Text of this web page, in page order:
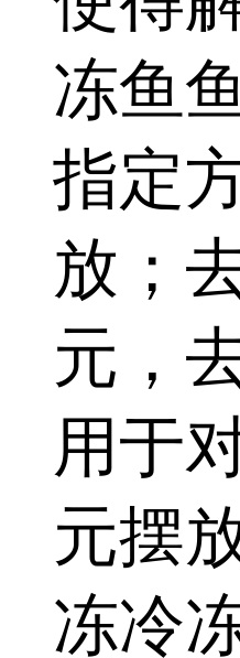
冻鱼
指定
放；
元，
用于
元摆
冻冷